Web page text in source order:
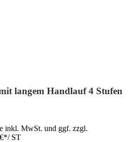
langem Handlauf 4 Stufen
inkl. MwSt. und ggf. zzgl.
*/ ST